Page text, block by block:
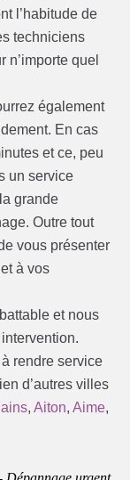
l’habitude de
techniciens
n’importe quel
également
En cas
et ce, peu
un service
grande
Outre tout
vous présenter
à vos
et nous
rendre service
d’autres villes
,Aiton,Aime,